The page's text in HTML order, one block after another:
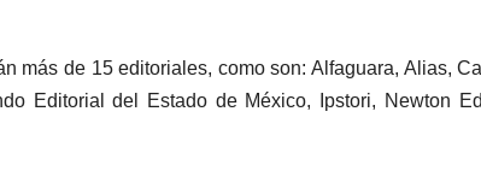
más de 15 editoriales, como son: Alfaguara, Alias,
Editorial del Estado de México, Ipstori, Newton